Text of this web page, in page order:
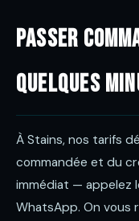
Passer
quelques
À Stains, nos tarifs
commandée et du
immédiat — appelez
WhatsApp. On vous